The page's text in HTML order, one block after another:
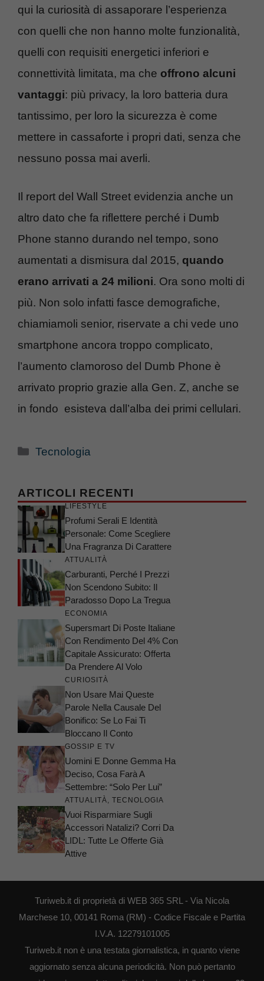
qui la curiosità di assaporare l’esperienza
con quelli che non hanno molte funzionalità,
quelli con requisiti energetici inferiori e
connettività limitata, ma che offrono alcuni
vantaggi: più privacy, la loro batteria dura
tantissimo, per loro la sicurezza è come
mettere in cassaforte i propri dati, senza che
nessuno possa mai averli.
Il report del Wall Street evidenzia anche un
altro dato che fa riflettere perché i Dumb
Phone stanno durando nel tempo, sono
aumentati a dismisura dal 2015, quando
erano arrivati a 24 milioni. Ora sono molti di
più. Non solo infatti fasce demografiche,
chiamiamoli senior, riservate a chi vede uno
smartphone ancora troppo complicato,
l’aumento clamoroso del Dumb Phone è
arrivato proprio grazie alla Gen. Z, anche se
in fondo esisteva dall’alba dei primi cellulari.
Categorie
Tecnologia
ARTICOLI RECENTI
LIFESTYLE
Profumi Serali E Identità
Personale: Come Scegliere
Una Fragranza Di Carattere
ATTUALITÀ
Carburanti, Perché I Prezzi
Non Scendono Subito: Il
Paradosso Dopo La Tregua
ECONOMIA
Supersmart Di Poste Italiane
Con Rendimento Del 4% Con
Capitale Assicurato: Offerta
Da Prendere Al Volo
CURIOSITÀ
Non Usare Mai Queste
Parole Nella Causale Del
Bonifico: Se Lo Fai Ti
Bloccano Il Conto
GOSSIP E TV
Uomini E Donne Gemma Ha
Deciso, Cosa Farà A
Settembre: “Solo Per Lui”
ATTUALITÀ TECNOLOGIA
Vuoi Risparmiare Sugli
Accessori Natalizi? Corri Da
LIDL: Tutte Le Offerte Già
Attive
Turiweb.it di proprietà di WEB 365 SRL - Via Nicola
Marchese 10, 00141 Roma (RM) - Codice Fiscale e Partita
I.V.A. 12279101005
Turiweb.it non è una testata giornalistica, in quanto viene
aggiornato senza alcuna periodicità. Non può pertanto